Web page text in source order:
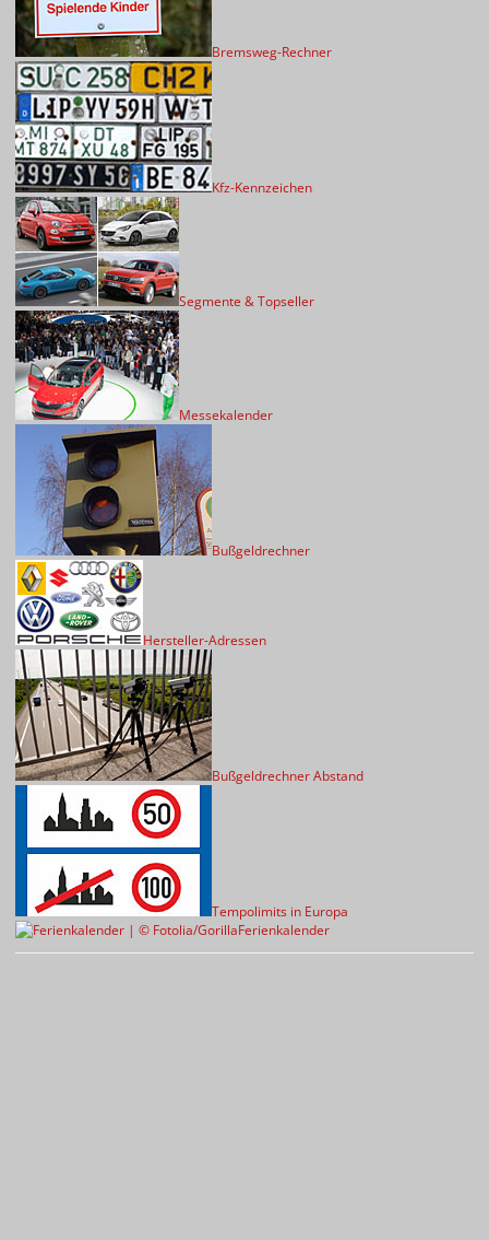
Bremsweg-Rechner
Kfz-Kennzeichen
Segmente & Topseller
Messekalender
Bußgeldrechner
Hersteller-Adressen
Bußgeldrechner Abstand
Tempolimits in Europa
Ferienkalender